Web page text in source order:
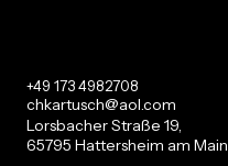
+49 173 4982708
chkartusch@aol.com
Lorsbacher Straße 19,
65795 Hattersheim am Main